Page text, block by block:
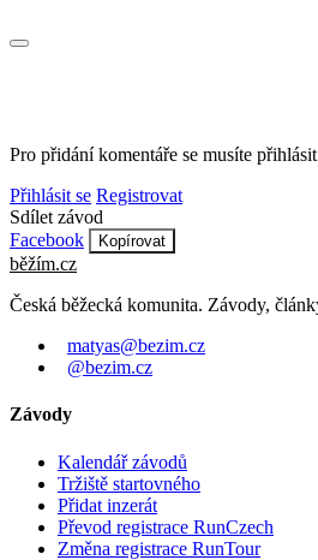
Pro přidání komentáře se musíte
Přihlásit se Registrovat
Sdílet závod
Facebook
Kopírovat
běžím.cz
Česká běžecká komunita. Závody,
matyas@bezim.cz
@bezim.cz
Závody
Kalendář závodů
Tržiště startovného
Přidat inzerát
Převod registrace RunCzech
Změna registrace RunTour